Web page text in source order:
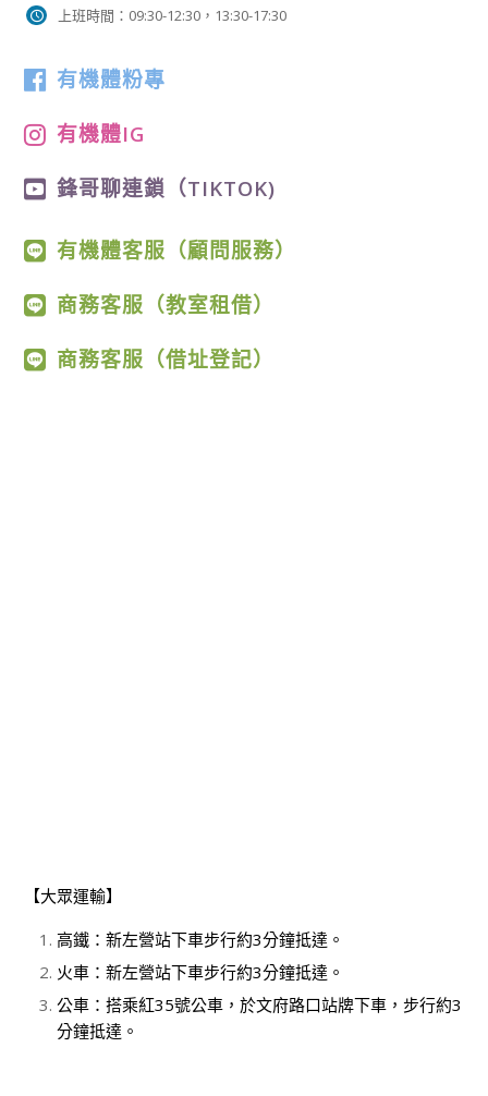
上班時間：09:30-12:30，13:30-17:30
有機體粉專
有機體IG
鋒哥聊連鎖（TIKTOK)
有機體客服（顧問服務）
商務客服（教室租借）
商務客服（借址登記）
【大眾運輸】
高鐵：新左營站下車步行約3分鐘抵達。
火車：新左營站下車步行約3分鐘抵達。
公車：搭乘紅35號公車，於文府路口站牌下車，步行約3
分鐘抵達。